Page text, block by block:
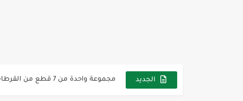
الجديد مجموعة واحدة من 7 قطع من القرطاسية الجميلة